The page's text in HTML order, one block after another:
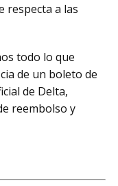
respecta a las
todo lo que
de un boleto de
de Delta,
reembolso y